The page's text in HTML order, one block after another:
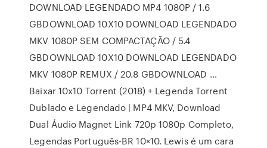
DOWNLOAD LEGENDADO MP4 1080P / 1.6
GBDOWNLOAD 10X10 DOWNLOAD LEGENDADO
MKV 1080P SEM COMPACTAÇÃO / 5.4
GBDOWNLOAD 10X10 DOWNLOAD LEGENDADO
MKV 1080P REMUX / 20.8 GBDOWNLOAD …
Baixar 10x10 Torrent (2018) + Legenda Torrent
Dublado e Legendado | MP4 MKV, Download
Dual Áudio Magnet Link 720p 1080p Completo,
Legendas Português-BR 10×10. Lewis é um cara